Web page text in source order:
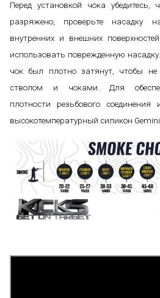
Перед установкой чока убедитесь,
разряжено, проверьте насадку
внутренних и внешних
использовать поврежденную
чок был плотно затянут, чтобы
стволом и чоками. Для
плотности резьбового соединения
высокотемпературный силикон